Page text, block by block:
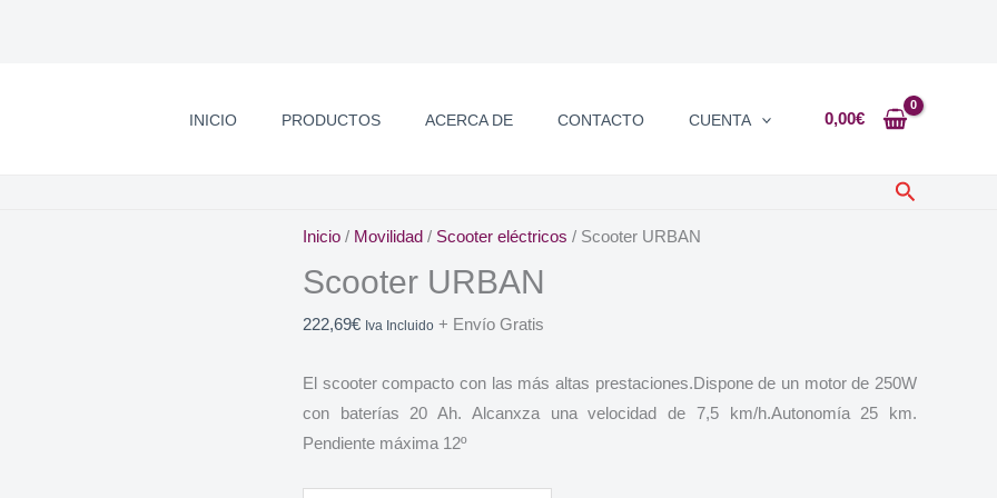
INICIO PRODUCTOS ACERCA DE CONTACTO CUENTA 0,00€
Buscar
Inicio / Movilidad / Scooter eléctricos / Scooter URBAN
Scooter URBAN
222,69€ Iva Incluido + Envío Gratis
El scooter compacto con las más altas prestaciones.Dispone de un motor de 250W
con baterías 20 Ah. Alcanxza una velocidad de 7,5 km/h.Autonomía 25 km.
Pendiente máxima 12º